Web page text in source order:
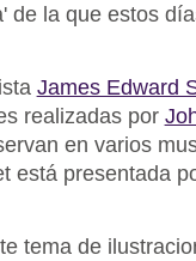
de la que estos
James Edward
realizadas por
en varios
está presentada
tema de